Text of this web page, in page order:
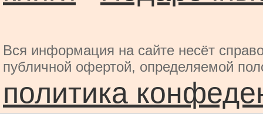
Вся информация на сайте несёт
публичной офертой, определяемой
политика